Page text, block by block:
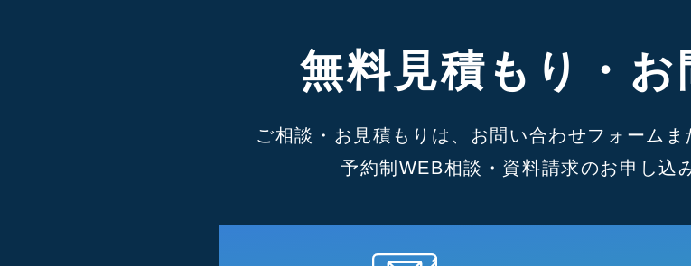
無料見積もり・お
ご相談・お見積もりは、お問い合わせフォームま
予約制WEB相談・資料請求のお申し込